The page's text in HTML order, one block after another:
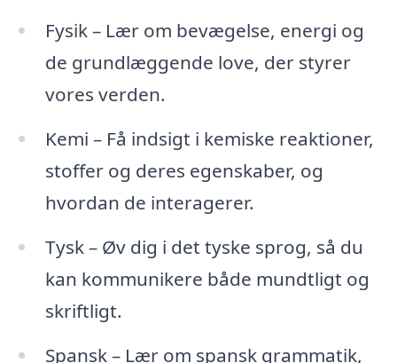
Fysik – Lær om bevægelse, energi og
de grundlæggende love, der styrer
vores verden.
Kemi – Få indsigt i kemiske reaktioner,
stoffer og deres egenskaber, og
hvordan de interagerer.
Tysk – Øv dig i det tyske sprog, så du
kan kommunikere både mundtligt og
skriftligt.
Spansk – Lær om spansk grammatik,